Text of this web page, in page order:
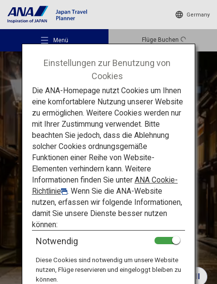
Germany
Menü Flüge Buchen
Empfohlene Orte
Reiseideen
Reiseziele
Reiseinformationen
ANA Services
Die Höhepunkte von Hokuriku
Die Tateyama-Kurobe-
Alpenroute und Kenrokuen:
typisch japanische
Landschaft
Einstellungen zur Benutzung von
Cookies
Die ANA-Homepage nutzt Cookies um Ihnen
eine komfortablere Nutzung unserer Website
zu ermöglichen. Weitere Cookies werden nur
mit Ihrer Zustimmung verwendet. Bitte
beachten Sie jedoch, dass die Ablehnung
solcher Cookies ordnungsgemäße
Funktionen einer Reihe von Website-
Elementen verhindern kann. Weitere
Informationen finden Sie unter ANA Cookie-
Richtlinie
. Wenn Sie die ANA-Website
nutzen, erfassen wir folgende Informationen,
damit Sie unsere Dienste besser nutzen
können:
Notwendig
Diese Cookies sind notwendig um unsere Website
nutzen, Flüge reservieren und eingeloggt bleiben zu
können.